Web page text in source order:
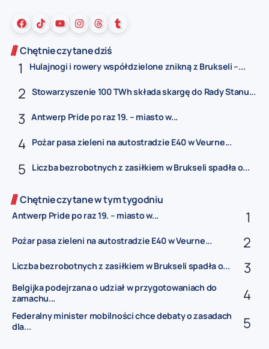
Chętnie czytane dziś
Hulajnogi i rowery współdzielone znikną z Brukseli –...
Stowarzyszenie 100 TWh składa skargę do Rady Stanu...
Antwerp Pride po raz 19. – miasto w...
Pożar pasa zieleni na autostradzie E40 w Veurne...
Liczba bezrobotnych z zasiłkiem w Brukseli spadła o...
Chętnie czytane w tym tygodniu
Antwerp Pride po raz 19. – miasto w...
Pożar pasa zieleni na autostradzie E40 w Veurne...
Liczba bezrobotnych z zasiłkiem w Brukseli spadła o...
Belgijka podejrzana o udział w przygotowaniach do
zamachu...
Federalny minister mobilności chce debaty o zasadach
dla...